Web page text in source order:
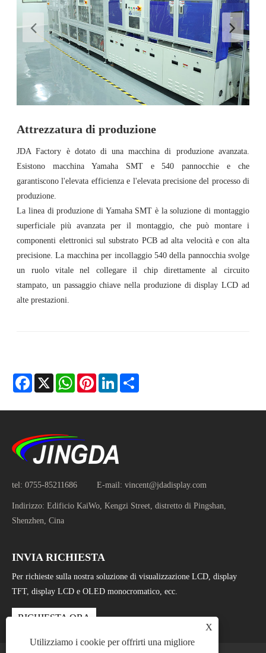
Attrezzatura di produzione
JDA Factory è dotato di una macchina di produzione avanzata.
Esistono macchina Yamaha SMT e 540 pannocchie e che
garantiscono l'elevata efficienza e l'elevata precisione del processo di
produzione.
La linea di produzione di Yamaha SMT è la soluzione di montaggio
superficiale più avanzata per il montaggio, che può montare i
componenti elettronici sul substrato PCB ad alta velocità e con alta
precisione. La macchina per incollaggio 540 della pannocchia svolge
un ruolo vitale nel collegare il chip direttamente al circuito
stampato, un passaggio chiave nella produzione di display LCD ad
alte prestazioni.
Facebook
X WhatsAppPinterestLinkedIn
tel: 0755-85211686 E-mail: vincent@jdadisplay.com
Indirizzo: Edificio KaiWo, Kengzi Street, distretto di Pingshan,
Shenzhen, Cina
INVIA RICHIESTA
Per richieste sulla nostra soluzione di visualizzazione LCD, display
TFT, display LCD e OLED monocromatico, ecc.
RICHIESTA ORA
X
Utilizziamo i cookie per offrirti una migliore